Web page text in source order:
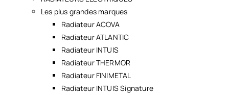
Les plus grandes marques
Radiateur ACOVA
Radiateur ATLANTIC
Radiateur INTUIS
Radiateur THERMOR
Radiateur FINIMETAL
Radiateur INTUIS Signature